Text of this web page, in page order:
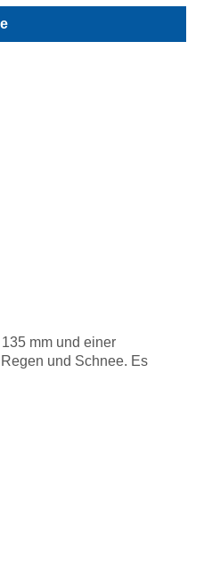
mm und einer
und Schnee. Es